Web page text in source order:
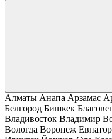
Алматы Анапа Арзамас
Белгород Бишкек
Владивосток Владимир
Вологда Воронеж